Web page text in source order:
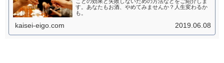
ことの効果と失敗しないための方法などをご紹介しま
す。あなたもお酒、やめてみませんか？人生変わるか
も。
kaisei-eigo.com 2019.06.08